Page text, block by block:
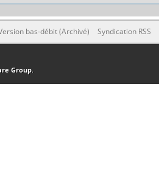
bas-débit (Archivé) Syndication RSS
Group.